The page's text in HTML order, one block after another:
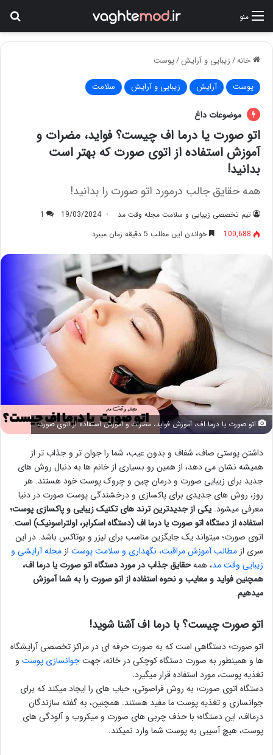
منو
خانه/زیبایی و آرایش/پوست
پوست آرایش زیبایی و آرایش سلامت
موضوعات داغ
اتو صورت یا درما اف چیست؟ فواید، مضرات و
آموزش استفاده از اتوی صورت که بهتر است
بدانید!
همه حقایق جالب درمورد اتو صورت را بدانید!
تیم تخصصی زیبایی و سلامت مجله وقت مد 19/03/2024
1
100,688
خواندن این مطلب 5 دقیقه زمان میبرد
اتو صورت یا درما اف، آموزش فواید، مضرات و آموزش استفاده از اتوی صورت
داشتن پوستی صاف، شفاف و بدون عیب، شما را جوان تر و جذاب تر از
همیشه نشان می دهد، از همین رو بسیاری از خانم ها به دنبال روش های
جدید برای زیبایی صورت و درمان چین و چروک پوست خود هستند. هر
روز، روش های جدیدی برای پاکسازی و درخشندگی پوست صورت در دنیا
معرفی میشود. یکی از جدیدترین ترند های تکنیک زیبایی و پاکسازی پوست؛
استفاده از دستگاه اتو صورت یا درما اف (دستگاه اسکرابر، اولتراسونیک) است.
اتوی صورت؛ میتواند یک جایگزین مناسب برای لیزر و بوتاکس باشد. در این
سری از مطالب آموزش مراقبت، نگهداری و سلامت پوست از مجله آرایشی و
زیبایی وقت مد، همهحقایق جذاب در مورد دستگاه اتو صورت یا درما اف،
همچنین فواید و معایب و نحوه استفاده از اتو صورت را به شما آموزش
میدهیم.
اتو صورت چیست؟ با درما اف آشنا شوید!
اتو صورت؛ دستگاهی است که به صورت حرفه ای در مراکز تخصصی آرایشگاه
ها و همینطور به صورت دستگاه کوچکی در خانه، جهتجوانسازی پوست و
تغذیه پوست، مورد استفاده قرار میگیرد.
دستگاه اتوی صورت؛ به روش فراصوتی، حباب های را ایجاد میکند که برای
جوانسازی و تغذیه پوست ما مفید هستند. همچنین، به گفته سازندگان
درمااف، این دستگاه؛ با حذف چربی های صورت و میکروب و آلودگی های
پوست، هیچ آسیبی به پوست شما وارد نمیکند.